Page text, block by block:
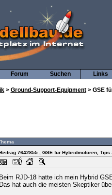
Links
Suchen
Forum
> Ground-Support-Equipment> GSE
Beitrag 7642855 , GSE für Hybridmotoren, Tips
Beim RJD-18 hatte ich mein Hybrid
Das hat auch die meisten Skeptiker